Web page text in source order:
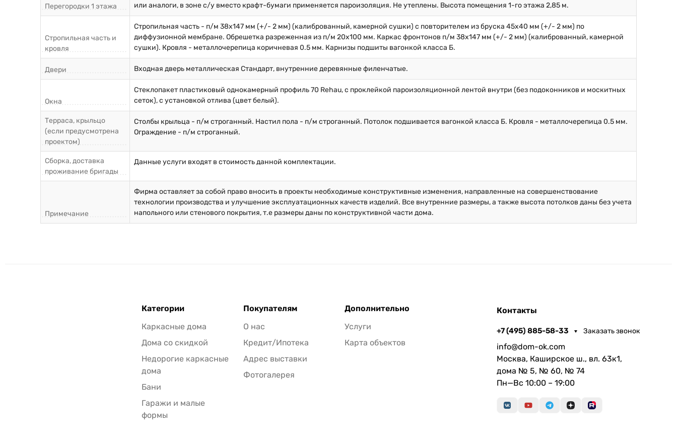
Перегородки 1 этажа
или аналоги, в зоне с/у вместо крафт-бумаги применяется пароизоляция. Не утеплены. Высота помещения 1-го этажа 2,85 м.
Стропильная часть и
кровля
Стропильная часть - п/м 38х147 мм (+/- 2 мм) (калиброванный, камерной сушки) с повторителем из бруска 45х40 мм (+/- 2 мм) по
диффузионной мембране. Обрешетка разреженная из п/м 20х100 мм. Каркас фронтонов п/м 38х147 мм (+/- 2 мм) (калиброванный, камерной
сушки). Кровля - металлочерепица коричневая 0.5 мм. Карнизы подшиты вагонкой класса Б.
Двери Входная дверь металлическая Стандарт, внутренние деревянные филенчатые.
Окна
Стеклопакет пластиковый однокамерный профиль 70 Rehau, с проклейкой пароизоляционной лентой внутри (без подоконников и москитных
сеток), с установкой отлива (цвет белый).
Терраса, крыльцо
(если предусмотрена
проектом)
Столбы крыльца - п/м строганный. Настил пола - п/м строганный. Потолок подшивается вагонкой класса Б. Кровля - металлочерепица 0.5 мм.
Ограждение - п/м строганный.
Сборка, доставка
проживание бригады
Данные услуги входят в стоимость данной комплектации.
Примечание
Фирма оставляет за собой право вносить в проекты необходимые конструктивные изменения, направленные на совершенствование
технологии производства и улучшение эксплуатационных качеств изделий. Все внутренние размеры, а также высота потолков даны без учета
напольного или стенового покрытия, т.е размеры даны по конструктивной части дома.
Категории
Каркасные дома
Дома со скидкой
Недорогие каркасные
дома
Бани
Гаражи и малые
формы
Покупателям
О нас
Кредит/Ипотека
Адрес выставки
Фотогалерея
Дополнительно
Услуги
Карта объектов
Контакты
+7 (495) 885-58-33 Заказать звонок
info@dom-ok.com
Москва, Каширское ш., вл. 63к1,
дома № 5, № 60, № 74
Пн—Вс 10:00 – 19:00